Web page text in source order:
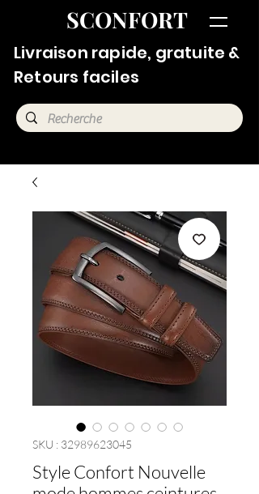
SCONFORT
Livraison rapide, gratuite &
Retours faciles
SKU : 32989623045
Style Confort Nouvelle